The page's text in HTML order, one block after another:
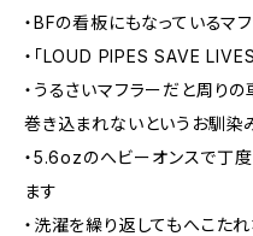
・BFの看板にもなっているマ
・「LOUD PIPES SAVE
・うるさいマフラーだと周り
巻き込まれないというお馴染
・5.6ozのへビーオンスで丁
ます
・洗濯を繰り返してもへこた